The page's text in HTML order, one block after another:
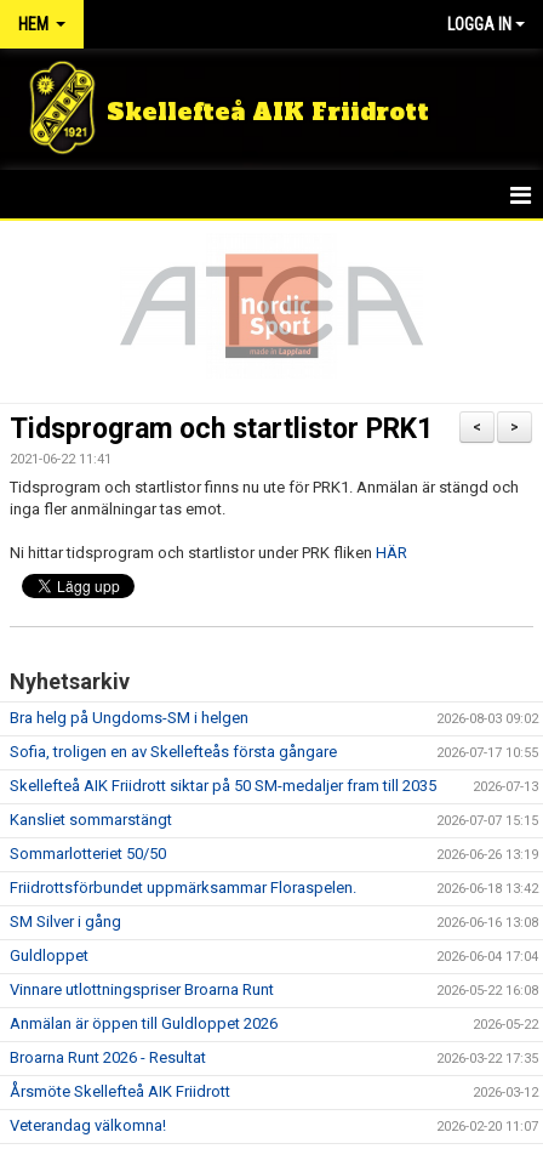
HEM LOGGA IN
Skellefteå AIK Friidrott
DOKUMENT
GULDLOPPET
MINIORLANDSLAGET
>
<
Tidsprogram och startlistor PRK1
2021-06-22 11:41
Tidsprogram och startlistor finns nu ute för PRK1. Anmälan är stängd och
inga fler anmälningar tas emot.
Ni hittar tidsprogram och startlistor under PRK fliken HÄR
Nyhetsarkiv
Bra helg på Ungdoms-SM i helgen 2026-08-03 09:02
Sofia, troligen en av Skellefteås första gångare 2026-07-17 10:55
Skellefteå AIK Friidrott siktar på 50 SM-medaljer fram till 2035 2026-07-13
Kansliet sommarstängt 2026-07-07 15:15
Sommarlotteriet 50/50 2026-06-26 13:19
Friidrottsförbundet uppmärksammar Floraspelen. 2026-06-18 13:42
SM Silver i gång 2026-06-16 13:08
Guldloppet 2026-06-04 17:04
Vinnare utlottningspriser Broarna Runt 2026-05-22 16:08
Anmälan är öppen till Guldloppet 2026 2026-05-22
Broarna Runt 2026 - Resultat 2026-03-22 17:35
Årsmöte Skellefteå AIK Friidrott 2026-03-12
Veterandag välkomna! 2026-02-20 11:07